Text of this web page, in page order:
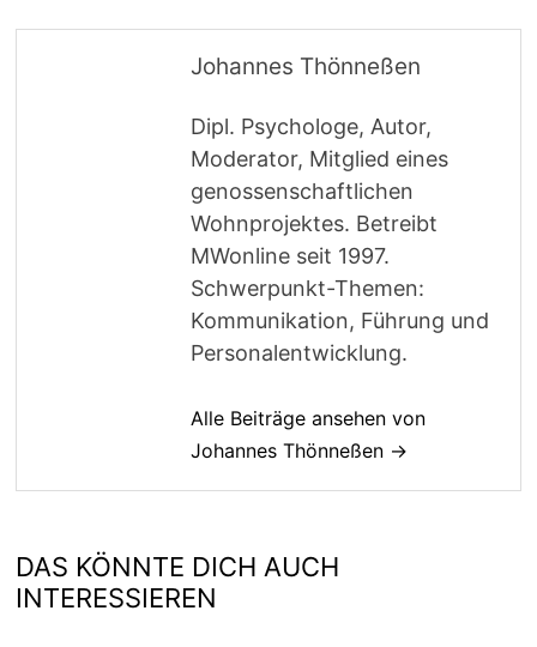
Johannes Thönneßen
Dipl. Psychologe, Autor,
Moderator, Mitglied eines
genossenschaftlichen
Wohnprojektes. Betreibt
MWonline seit 1997.
Schwerpunkt-Themen:
Kommunikation, Führung und
Personalentwicklung.
Alle Beiträge ansehen von
Johannes Thönneßen →
DAS KÖNNTE DICH AUCH
INTERESSIEREN